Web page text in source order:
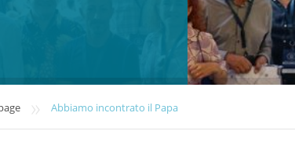
» Abbiamo incontrato il Papa